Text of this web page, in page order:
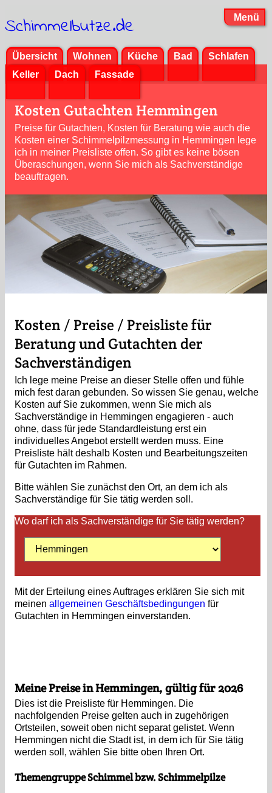
Menü
Schimmelbutze.de
Übersicht Wohnen Küche Bad
Schlafen
Keller
Dach Fassade
Kosten Gutachten Hemmingen
Preise für Gutachten, Kosten für Beratung wie auch die
Kosten einer Schimmelpilzmessung in Hemmingen lege
ich in meiner Preisliste offen. So gibt es keine bösen
Überaschungen, wenn Sie mich als Sachverständige
beauftragen.
Kosten / Preise / Preisliste für
Beratung und Gutachten der
Sachverständigen
Ich lege meine Preise an dieser Stelle offen und fühle
mich fest daran gebunden. So wissen Sie genau, welche
Kosten auf Sie zukommen, wenn Sie mich als
Sachverständige in Hemmingen engagieren - auch
ohne, dass für jede Standardleistung erst ein
individuelles Angebot erstellt werden muss. Eine
Preisliste hält deshalb Kosten und Bearbeitungszeiten
für Gutachten im Rahmen.
Bitte wählen Sie zunächst den Ort, an dem ich als
Sachverständige für Sie tätig werden soll.
Wo darf ich als Sachverständige für Sie tätig werden?
Mit der Erteilung eines Auftrages erklären Sie sich mit
meinen allgemeinen Geschäftsbedingungen für
Gutachten in Hemmingen einverstanden.
Meine Preise in Hemmingen, gültig für 2026
Dies ist die Preisliste für Hemmingen. Die
nachfolgenden Preise gelten auch in zugehörigen
Ortsteilen, soweit oben nicht separat gelistet. Wenn
Hemmingen nicht die Stadt ist, in dem ich für Sie tätig
werden soll, wählen Sie bitte oben Ihren Ort.
Themengruppe Schimmel bzw. Schimmelpilze